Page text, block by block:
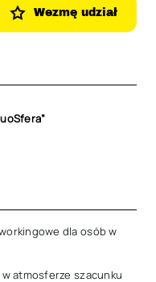
Wezmę udział
dla osób w
atmosferze szacunku